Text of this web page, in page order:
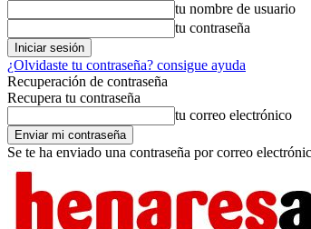
tu nombre de usuario
tu contraseña
¿Olvidaste tu contraseña? consigue ayuda
Recuperación de contraseña
Recupera tu contraseña
tu correo electrónico
Se te ha enviado una contraseña por correo